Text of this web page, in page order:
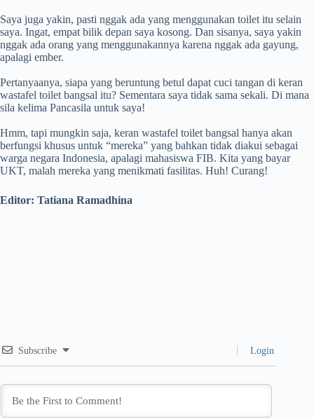
Saya juga yakin, pasti nggak ada yang menggunakan toilet itu selain
saya. Ingat, empat bilik depan saya kosong. Dan sisanya, saya yakin
nggak ada orang yang menggunakannya karena nggak ada gayung,
apalagi ember.
Pertanyaanya, siapa yang beruntung betul dapat cuci tangan di keran
wastafel toilet bangsal itu? Sementara saya tidak sama sekali. Di mana
sila kelima Pancasila untuk saya!
Hmm, tapi mungkin saja, keran wastafel toilet bangsal hanya akan
berfungsi khusus untuk “mereka” yang bahkan tidak diakui sebagai
warga negara Indonesia, apalagi mahasiswa FIB. Kita yang bayar
UKT, malah mereka yang menikmati fasilitas. Huh! Curang!
Editor: Tatiana Ramadhina
Subscribe Login